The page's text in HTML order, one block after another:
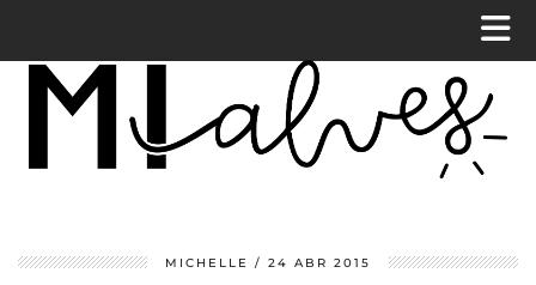
MICHELLE 24 ABR 2015